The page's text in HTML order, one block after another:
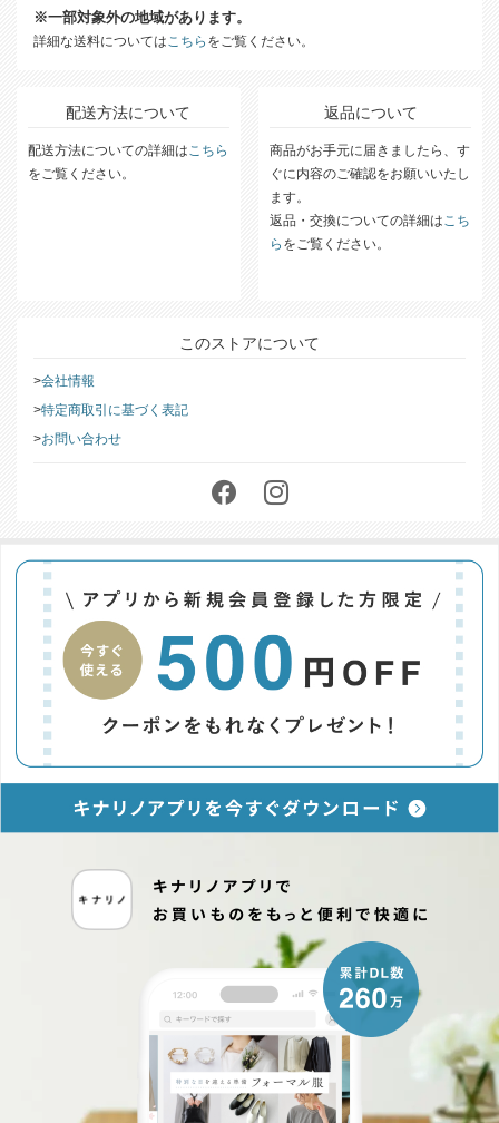
※一部対象外の地域があります。
詳細な送料についてはこちら をご覧ください。
配送方法について
配送方法についての詳細はこちら
をご覧ください。
返品について
商品がお手元に届きましたら、す
ぐに内容のご確認をお願いいたし
ます。
返品・交換についての詳細はこち
ら をご覧ください。
このストアについて
会社情報
特定商取引に基づく表記
お問い合わせ